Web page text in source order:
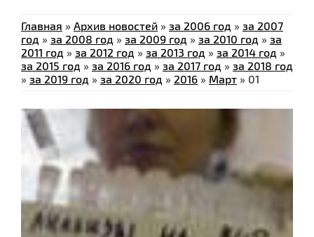
Главная » Архив новостей » за 2006 год » за 2007
год » за 2008 год » за 2009 год » за 2010 год » за
2011 год » за 2012 год » за 2013 год » за 2014 год »
за 2015 год » за 2016 год » за 2017 год » за 2018 год
» за 2019 год » за 2020 год » 2016 » Март » 01